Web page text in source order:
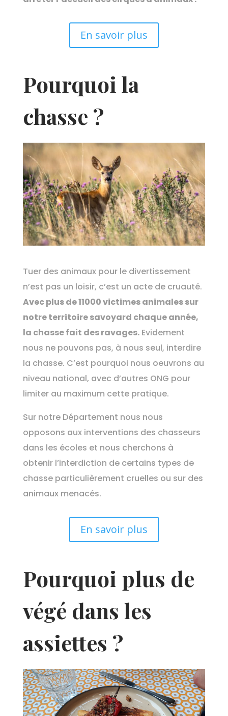
En savoir plus
Pourquoi la
chasse ?
Tuer des animaux pour le divertissement
n’est pas un loisir, c’est un acte de cruauté.
Avec plus de 11000 victimes animales sur
notre territoire savoyard chaque année,
la chasse fait des ravages.Evidement
nous ne pouvons pas, à nous seul, interdire
la chasse. C’est pourquoi nous oeuvrons au
niveau national, avec d’autres ONG pour
limiter au maximum cette pratique.
Sur notre Département nous nous
opposons aux interventions des chasseurs
dans les écoles et nous cherchons à
obtenir l’interdiction de certains types de
chasse particulièrement cruelles ou sur des
animaux menacés.
En savoir plus
Pourquoi plus de
végé dans les
assiettes ?